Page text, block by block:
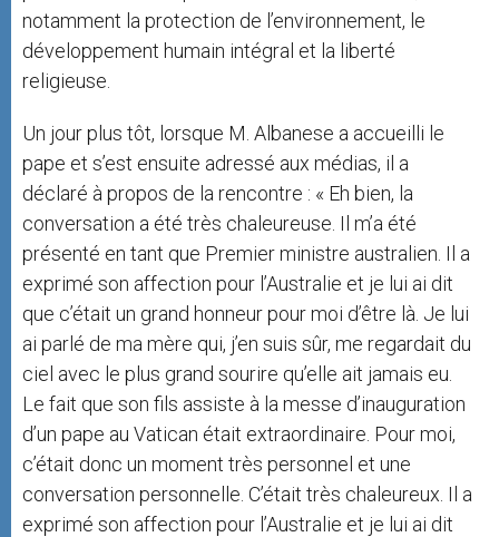
notamment la protection de l’environnement, le
développement humain intégral et la liberté
religieuse.
Un jour plus tôt, lorsque M. Albanese a accueilli le
pape et s’est ensuite adressé aux médias, il a
déclaré à propos de la rencontre : « Eh bien, la
conversation a été très chaleureuse. Il m’a été
présenté en tant que Premier ministre australien. Il a
exprimé son affection pour l’Australie et je lui ai dit
que c’était un grand honneur pour moi d’être là. Je lui
ai parlé de ma mère qui, j’en suis sûr, me regardait du
ciel avec le plus grand sourire qu’elle ait jamais eu.
Le fait que son fils assiste à la messe d’inauguration
d’un pape au Vatican était extraordinaire. Pour moi,
c’était donc un moment très personnel et une
conversation personnelle. C’était très chaleureux. Il a
exprimé son affection pour l’Australie et je lui ai dit